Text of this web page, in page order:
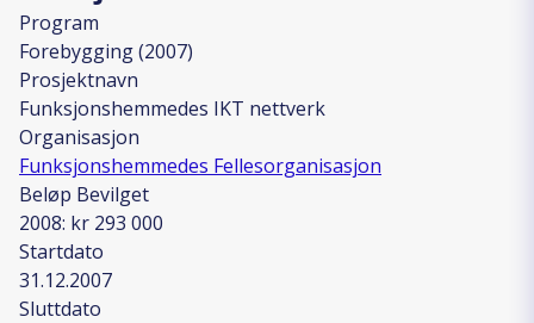
Program
Forebygging (2007)
Prosjektnavn
Funksjonshemmedes IKT nettverk
Organisasjon
Funksjonshemmedes Fellesorganisasjon
Beløp Bevilget
2008: kr 293 000
Startdato
31.12.2007
Sluttdato